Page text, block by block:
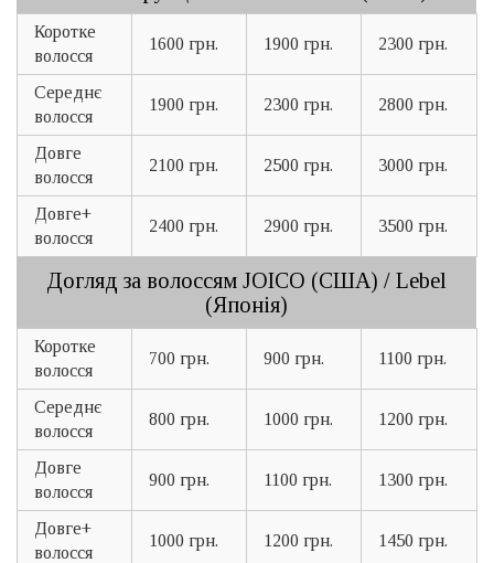
Коротке
волосся
1600 грн. 1900 грн. 2300 грн.
Середнє
волосся
1900 грн. 2300 грн. 2800 грн.
Довге
волосся
2100 грн. 2500 грн. 3000 грн.
Довге+
волосся
2400 грн. 2900 грн. 3500 грн.
Догляд за волоссям JOICO (США) / Lebel
(Японія)
Коротке
волосся
700 грн. 900 грн. 1100 грн.
Середнє
волосся
800 грн. 1000 грн. 1200 грн.
Довге
волосся
900 грн. 1100 грн. 1300 грн.
Довге+
волосся
1000 грн. 1200 грн. 1450 грн.